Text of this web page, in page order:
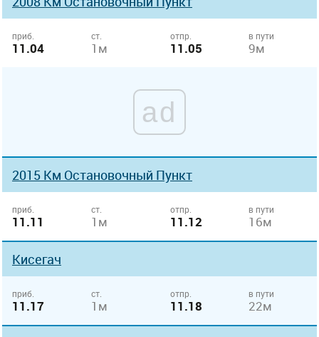
приб.
11.04
ст.
1м
отпр.
11.05
в пути
9м
ad
2015 Км Остановочный Пункт
приб.
11.11
ст.
1м
отпр.
11.12
в пути
16м
Кисегач
приб.
11.17
ст.
1м
отпр.
11.18
в пути
22м